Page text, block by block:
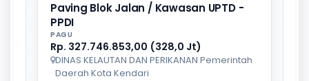
Paving Blok Jalan / Kawasan UPTD -
PPDI
PAGU
Rp. 327.746.853,00 (328,0 Jt)
DINAS KELAUTAN DAN PERIKANAN Pemerintah
Daerah Kota Kendari